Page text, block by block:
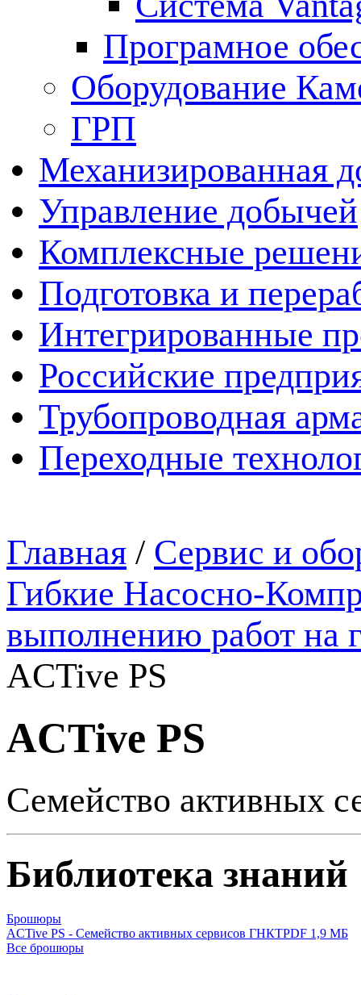
Програмное
Оборудование
ГРП
Механизированная
Управление добычей
Комплексные
Подготовка и
Интегрированные
Российские
Трубопроводная
Переходные
Главная / Сервис и
Гибкие Насосно-
выполнению работ на
ACTive PS
ACTive PS
Семейство активных
Библиотека знаний
Брошюры
ACTive PS - Семейство активных сервисов ГНКТPDF 1,9 МБ
Все брошюры